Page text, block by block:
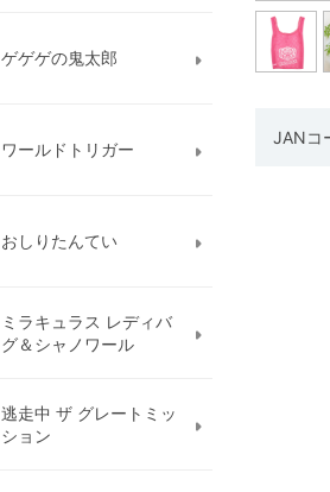
JANコ
ゲゲゲの鬼太郎
ワールドトリガー
おしりたんてい
ミラキュラス レディバ
グ＆シャノワール
逃走中 ザ グレートミッ
ション